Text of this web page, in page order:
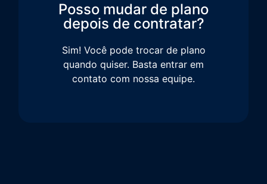
Posso mudar de plano
depois de contratar?
Sim! Você pode trocar de plano
quando quiser. Basta entrar em
contato com nossa equipe.